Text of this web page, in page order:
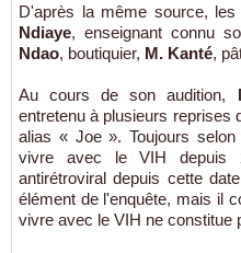
D'après la même source,
Ndiaye, enseignant connu
Ndao, boutiquier, M. Kanté,
Au cours de son audition,
entretenu à plusieurs reprises
alias « Joe ». Toujours selon
vivre avec le VIH depuis
antirétroviral depuis cette
élément de l'enquête, mais il
vivre avec le VIH ne constitue